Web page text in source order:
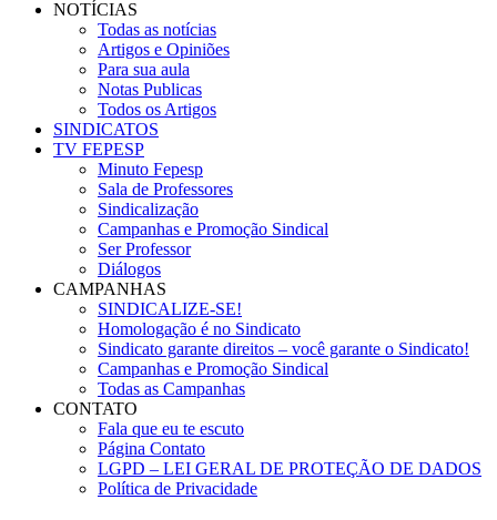
NOTÍCIAS
Todas as notícias
Artigos e Opiniões
Para sua aula
Notas Publicas
Todos os Artigos
SINDICATOS
TV FEPESP
Minuto Fepesp
Sala de Professores
Sindicalização
Campanhas e Promoção Sindical
Ser Professor
Diálogos
CAMPANHAS
SINDICALIZE-SE!
Homologação é no Sindicato
Sindicato garante direitos – você garante o Sindicato!
Campanhas e Promoção Sindical
Todas as Campanhas
CONTATO
Fala que eu te escuto
Página Contato
LGPD – LEI GERAL DE PROTEÇÃO DE DADOS
Política de Privacidade